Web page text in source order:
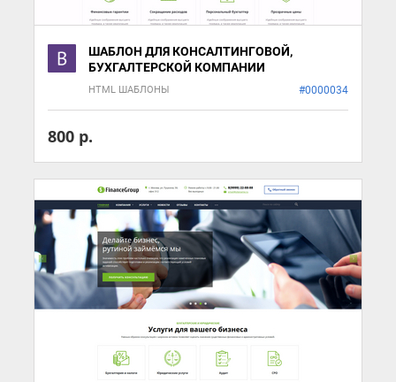
ШАБЛОН ДЛЯ КОНСАЛТИНГОВОЙ,
БУХГАЛТЕРСКОЙ КОМПАНИИ
HTML ШАБЛОНЫ #0000034
800 р.